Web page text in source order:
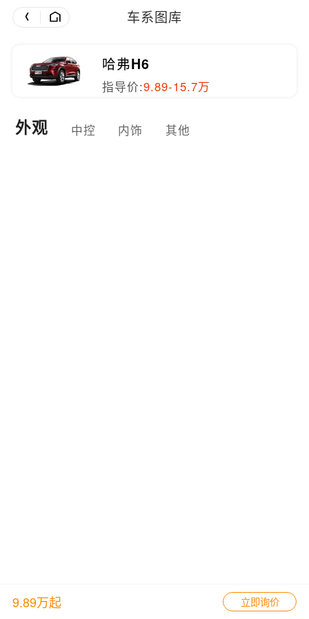
车系图库
哈弗H6
指导价:9.89-15.7万
外观 中控 内饰 其他
9.89万起 立即询价